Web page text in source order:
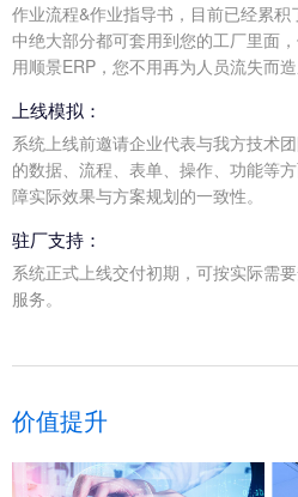
作业流程&作业指导书，目前已经累
中绝大部分都可套用到您的工厂里面
用顺景ERP，您不用再为人员流失而
上线模拟：
系统上线前邀请企业代表与我方技术
的数据、流程、表单、操作、功能等
障实际效果与方案规划的一致性。
驻厂支持：
系统正式上线交付初期，可按实际需
服务。
价值提升